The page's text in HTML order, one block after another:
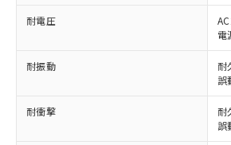
耐電圧
電
耐振動
耐
誤
耐衝撃 耐
誤
以下の条件をお読みいただき
対応予定：EU RoHS指令（10
有に対応した製品に切り替え
対応予定なし：EU RoHS指令
非含有に非対応の商品で、対
調査・確認中：EU RoHS指令